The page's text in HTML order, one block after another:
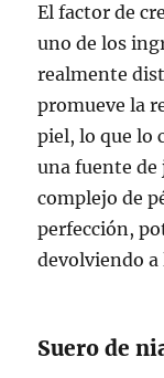
El factor de
uno de los
realmente
promueve la
piel, lo que lo
una fuente de
complejo de
perfección,
devolviendo
Suero de